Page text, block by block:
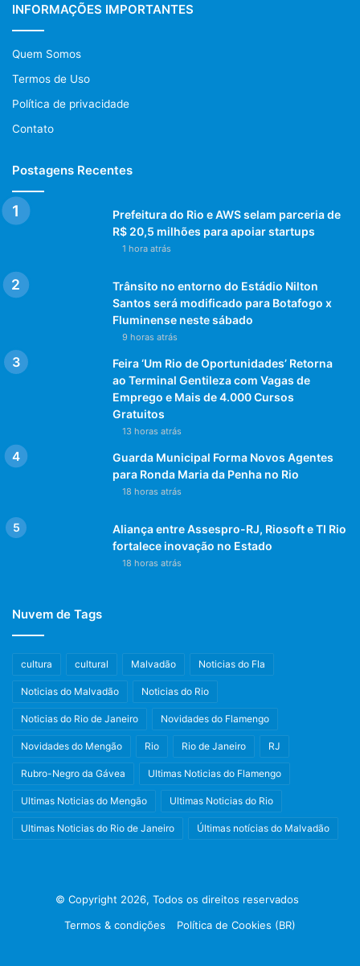
INFORMAÇÕES IMPORTANTES
Quem Somos
Termos de Uso
Política de privacidade
Contato
Postagens Recentes
Prefeitura do Rio e AWS selam parceria de
R$ 20,5 milhões para apoiar startups
1 hora atrás
Trânsito no entorno do Estádio Nilton
Santos será modificado para Botafogo x
Fluminense neste sábado
9 horas atrás
Feira ‘Um Rio de Oportunidades’ Retorna
ao Terminal Gentileza com Vagas de
Emprego e Mais de 4.000 Cursos
Gratuitos
13 horas atrás
Guarda Municipal Forma Novos Agentes
para Ronda Maria da Penha no Rio
18 horas atrás
Aliança entre Assespro-RJ, Riosoft e TI Rio
fortalece inovação no Estado
18 horas atrás
Nuvem de Tags
cultura cultural Malvadão Noticias do Fla
Noticias do Malvadão Noticias do Rio
Noticias do Rio de Janeiro Novidades do Flamengo
Novidades do Mengão Rio Rio de Janeiro RJ
Rubro-Negro da Gávea Ultimas Noticias do Flamengo
Ultimas Noticias do Mengão Ultimas Noticias do Rio
Ultimas Noticias do Rio de Janeiro Últimas notícias do Malvadão
© Copyright 2026, Todos os direitos reservados
Termos & condições
Política de Cookies (BR)